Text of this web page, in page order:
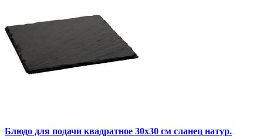
Блюдо для подачи квадратное 30х30 см сланец натур.